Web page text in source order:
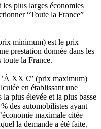
plus larges économies
“Toute la France”
minimum) est le prix
prestation donnée dans les
toute la France.
XX €” (prix maximum)
en établissant une
plus élevée et la plus basse
des automobilistes ayant
maximale citée
la demande a été faite.